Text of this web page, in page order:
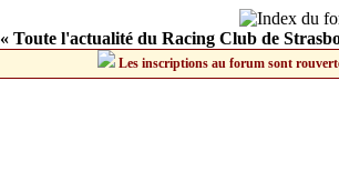
« Toute l'actualité du Racing Club de
Les inscriptions au forum sont